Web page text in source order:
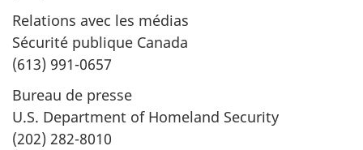
Relations avec les médias
Sécurité publique Canada
(613) 991-0657
Bureau de presse
U.S. Department of Homeland Security
(202) 282-8010